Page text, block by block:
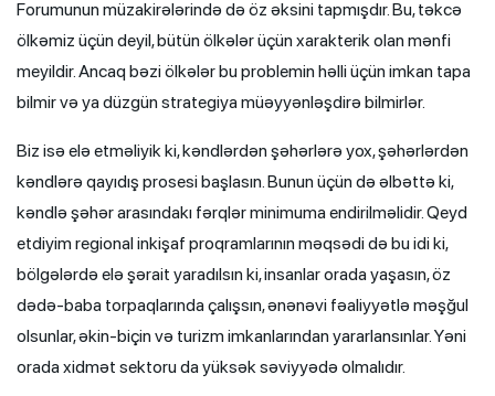
Forumunun müzakirələrində də öz əksini tapmışdır. Bu, təkcə
ölkəmiz üçün deyil, bütün ölkələr üçün xarakterik olan mənfi
meyildir. Ancaq bəzi ölkələr bu problemin həlli üçün imkan tapa
bilmir və ya düzgün strategiya müəyyənləşdirə bilmirlər.
Biz isə elə etməliyik ki, kəndlərdən şəhərlərə yox, şəhərlərdən
kəndlərə qayıdış prosesi başlasın. Bunun üçün də əlbəttə ki,
kəndlə şəhər arasındakı fərqlər minimuma endirilməlidir. Qeyd
etdiyim regional inkişaf proqramlarının məqsədi də bu idi ki,
bölgələrdə elə şərait yaradılsın ki, insanlar orada yaşasın, öz
dədə-baba torpaqlarında çalışsın, ənənəvi fəaliyyətlə məşğul
olsunlar, əkin-biçin və turizm imkanlarından yararlansınlar. Yəni
orada xidmət sektoru da yüksək səviyyədə olmalıdır.